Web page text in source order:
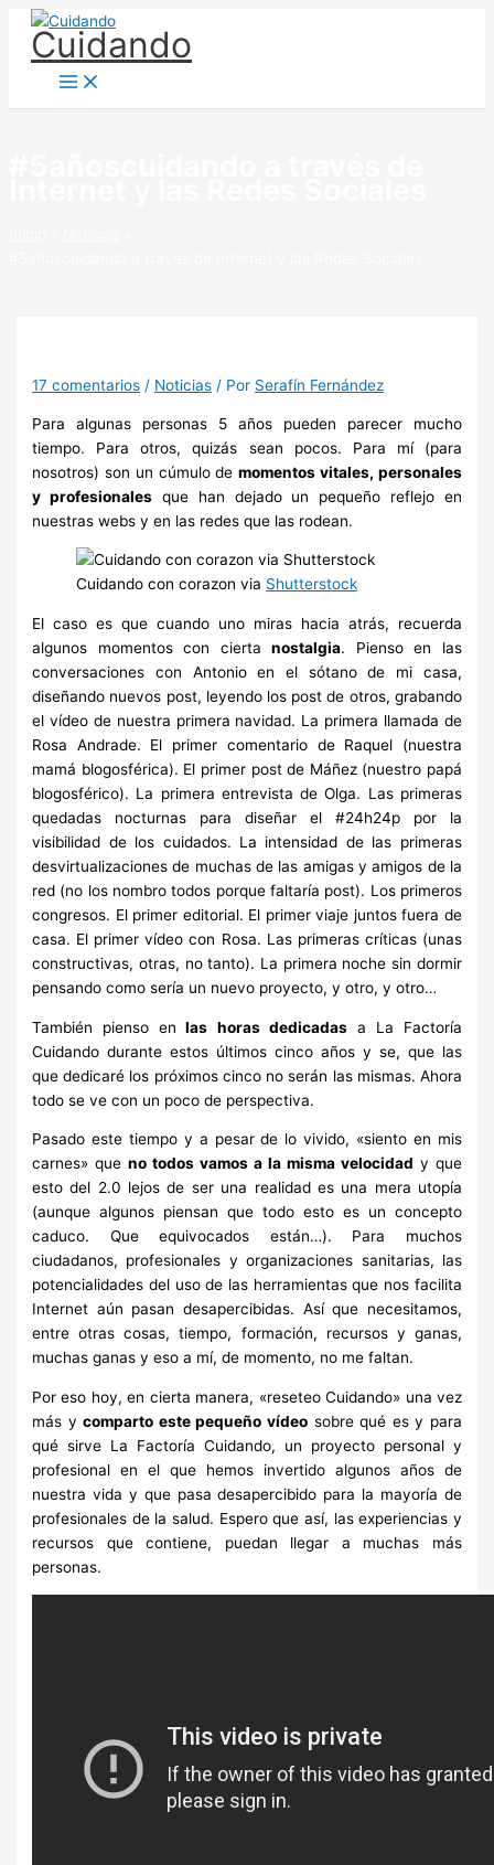
contenido
Cuidando
17 comentarios / Noticias / Por Serafín Fernández
Para algunas personas 5 años pueden parecer mucho
tiempo. Para otros, quizás sean pocos. Para mí (para
nosotros) son un cúmulo demomentos vitales, personales
y profesionalesque han dejado un pequeño reflejo en
nuestras webs y en las redes que las rodean.
Cuidando con corazon via Shutterstock
El caso es que cuando uno miras hacia atrás, recuerda
algunos momentos con ciertanostalgia. Pienso en las
conversaciones con Antonio en el sótano de mi casa,
diseñando nuevos post, leyendo los post de otros, grabando
el vídeo de nuestra primera navidad. La primera llamada de
Rosa Andrade. El primer comentario de Raquel (nuestra
mamá blogosférica). El primer post de Máñez (nuestro papá
blogosférico). La primera entrevista de Olga. Las primeras
quedadas nocturnas para diseñar el #24h24p por la
visibilidad de los cuidados. La intensidad de las primeras
desvirtualizaciones de muchas de las amigas y amigos de la
red (no los nombro todos porque faltaría post). Los primeros
congresos. El primer editorial. El primer viaje juntos fuera de
casa. El primer vídeo con Rosa. Las primeras críticas (unas
constructivas, otras, no tanto). La primera noche sin dormir
pensando como sería un nuevo proyecto, y otro, y otro…
También pienso en las horas dedicadasa La Factoría
Cuidando durante estos últimos cinco años y se, que las
que dedicaré los próximos cinco no serán las mismas. Ahora
todo se ve con un poco de perspectiva.
Pasado este tiempo y a pesar de lo vivido, «siento en mis
carnes» queno todos vamos a la misma velocidad y que
esto del 2.0 lejos de ser una realidad es una mera utopía
(aunque algunos piensan que todo esto es un concepto
caduco. Que equivocados están…). Para muchos
ciudadanos, profesionales y organizaciones sanitarias, las
potencialidades del uso de las herramientas que nos facilita
Internet aún pasan desapercibidas. Así que necesitamos,
entre otras cosas, tiempo, formación, recursos y ganas,
muchas ganas y eso a mí, de momento, no me faltan.
Por eso hoy, en cierta manera, «reseteo Cuidando» una vez
más ycomparto este pequeño vídeo sobre qué es y para
qué sirve La Factoría Cuidando, un proyecto personal y
profesional en el que hemos invertido algunos años de
nuestra vida y que pasa desapercibido para la mayoría de
profesionales de la salud. Espero que así, las experiencias y
recursos que contiene, puedan llegar a muchas más
personas.